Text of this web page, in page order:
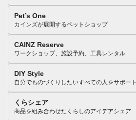
Pet’s One
カインズが展開するペットショップ
CAINZ Reserve
ワークショップ、施設予約、工具レンタル
DIY Style
自分でものづくりしたいすべての人をサポート
くらシェア
商品を組み合わせたくらしのアイデアシェア